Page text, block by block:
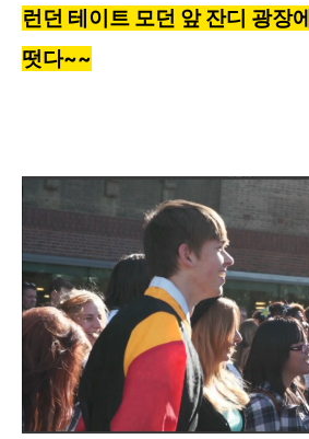
런던 테이트 모던 앞 잔디 광장에
떳다~~